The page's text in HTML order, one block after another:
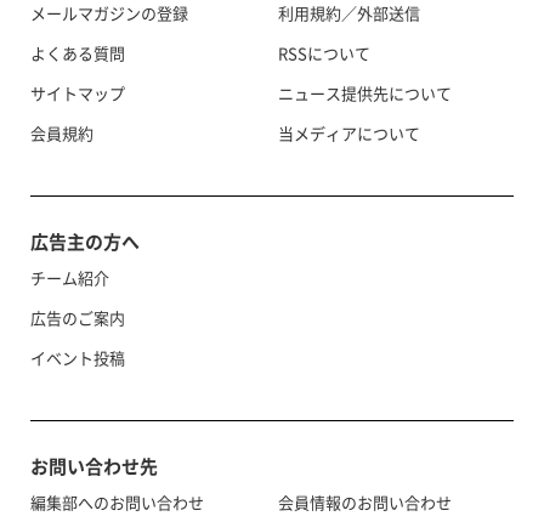
メールマガジンの登録
よくある質問
サイトマップ
会員規約
利用規約／外部送信
RSSについて
ニュース提供先について
当メディアについて
広告主の方へ
チーム紹介
広告のご案内
イベント投稿
お問い合わせ先
編集部へのお問い合わせ 会員情報のお問い合わせ